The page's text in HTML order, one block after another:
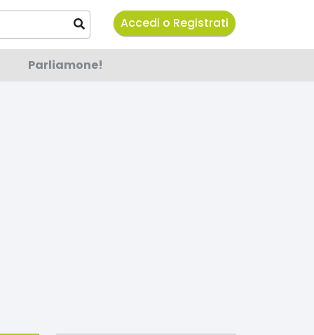
Accedi o Registrati
Parliamone!